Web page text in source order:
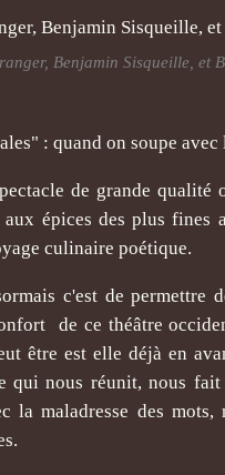
Benjamin Sisqueille,
: quand on soupe
de grande qualité
épices des plus
culinaire poétique.
c'est de permettre
de ce théâtre
être est elle déjà en
qui nous réunit, nous
la maladresse des